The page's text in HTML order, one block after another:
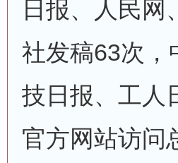
日报、人民网
社发稿63次，
技日报、工人
官方网站访问